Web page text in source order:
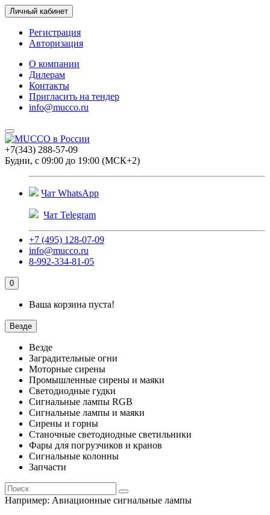
Личный кабинет
Регистрация
Авторизация
О компании
Дилерам
Контакты
Пригласить на тендер
info@mucco.ru
+7(343) 288-57-09
Будни, с 09:00 до 19:00 (МСК+2)
Чат WhatsApp
Чат Telegram
+7 (495) 128-07-09
info@mucco.ru
8-992-334-81-05
0
Ваша корзина пуста!
Везде
Везде
Заградительные огни
Моторные сирены
Промышленные сирены и маяки
Светодиодные гудки
Сигнальные лампы RGB
Сигнальные лампы и маяки
Сирены и горны
Станочные светодиодные светильники
Фары для погрузчиков и кранов
Сигнальные колонны
Запчасти
Например: Авиационные сигнальные лампы